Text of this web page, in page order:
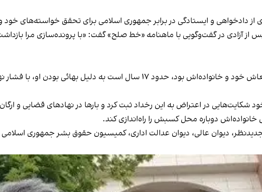
از دادخواهی و ایستادگی در برابر جمهوری اسلامی برای تحقق خواسته‌های
کرد و پس از آزادی در گفت‌وگویی با ماهنامه «خط صلح» گفت: «با پرونده‌سازی مرا
مغازه عینک‌سازی ولی که تنها راه کار و امرار معاش خود و خانواده‌اش بود،
کسب خود شکایت‌هایی در اعتراض به این رخداد ثبت کرد و بارها در نهادهای قضایی
دوباره محل کسبش را راه‌اندازی کند.
دیوان عالی، دیوان عدالت اداری، کمیسیون حقوق بشر جمهوری